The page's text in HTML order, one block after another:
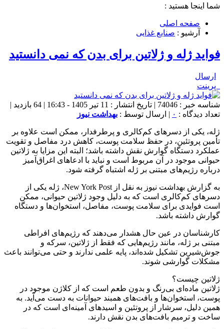
شما اینجا هستید :
صفحه اصلی
آرشیو : صنایع غذایی
فواید ژله و ژلاتین برای بدن که نمی دانستید
ارسال
پرینت
شناسه خبر : 74046 | تاریخ انتشار : 11 تیر 1405 - 16:43 | 64 بازدید |
تعداد دیدگاه : ۰ | ارسال توسط : بهداشت نیوز
ژله، یکی از دسرهای کم‌کالری و پرطرفدار، ممکن است علاوه بر
تأمین پروتئین، در حفظ سلامت پوست، کاهش درد مفاصل و تقویت
عملکرد دستگاه گوارش نقش داشته باشد؛ البته این مزایا به ژلاتین
حیوانی موجود در آن مربوط است و نباید با ادعاهای اغراق‌آمیز
درباره رژیم‌های مبتنی بر ژله اشتباه گرفته شود.
به گزارش بهداشت نیوز به نقل از New York Post، ژله یکی از
دسرهای کم‌کالری است که به دلیل وجود ژلاتین حیوانی، ممکن
است فوایدی برای سلامت پوست، مفاصل، استخوان‌ها و دستگاه
گوارش داشته باشد.
کارشناسان در عین حال هشدار می‌دهند که رژیم‌های افراطی
مبتنی بر ژله، مانند رژیم‌هایی که فقط از ژلاتین، سرکه و
جوش‌شیرین تشکیل شده‌اند، پایه علمی ندارند و حتی می‌توانند باعث
مشکلات گوارشی شوند.
ژلاتین چیست؟
ژلاتین ماده‌ای بی‌رنگ و بدون طعم است که از کلاژن موجود در
پوست، استخوان‌ها و بافت‌های همبند حیوانات به دست می‌آید. به
همین دلیل، سرشار از پروتئین و اسیدهای آمینه‌ای است که در
ساخت و ترمیم بافت‌های بدن نقش دارند.